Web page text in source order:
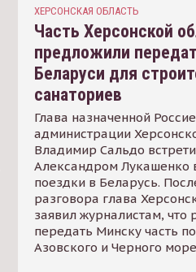
ХЕРСОНСКАЯ ОБЛАСТЬ
Часть Херсонской
предложили
Беларуси для
санаториев
Глава назначенной
администрации
Владимир Сальдо
Александром Лукашенко
поездки в Беларусь.
разговора глава
заявил журналистам, что
передать Минску часть
Азовского и Черного